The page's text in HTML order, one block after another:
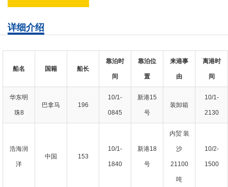
详细介绍
船名 国籍 船长
靠泊时
间
靠泊位
置
来港事
由
离港时
间
华东明
珠8
巴拿马 196
10/1-
0845
新港15
号
装卸箱
10/1-
2130
浩海润
洋
中国 153
10/1-
1840
新港18
号
内贸 装
沙
21100
吨
10/2-
1500